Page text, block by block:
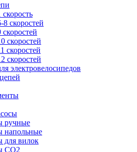
скоростей
скоростей
скоростей
скоростей
электровелосипедов
ручные
напольные
для вилок
CO2